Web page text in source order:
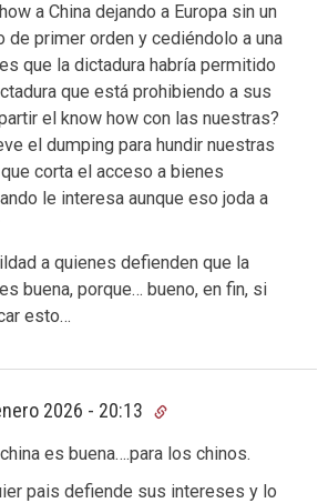
a China dejando a Europa sin un
de primer orden y cediéndolo a una
que la dictadura habría permitido
que está prohibiendo a sus
el know how con las nuestras?
el dumping para hundir nuestras
corta el acceso a bienes
le interesa aunque eso joda a
a quienes defienden que la
buena, porque… bueno, en fin, si
esto…
2026 - 20:13
es buena….para los chinos.
pais defiende sus intereses y lo